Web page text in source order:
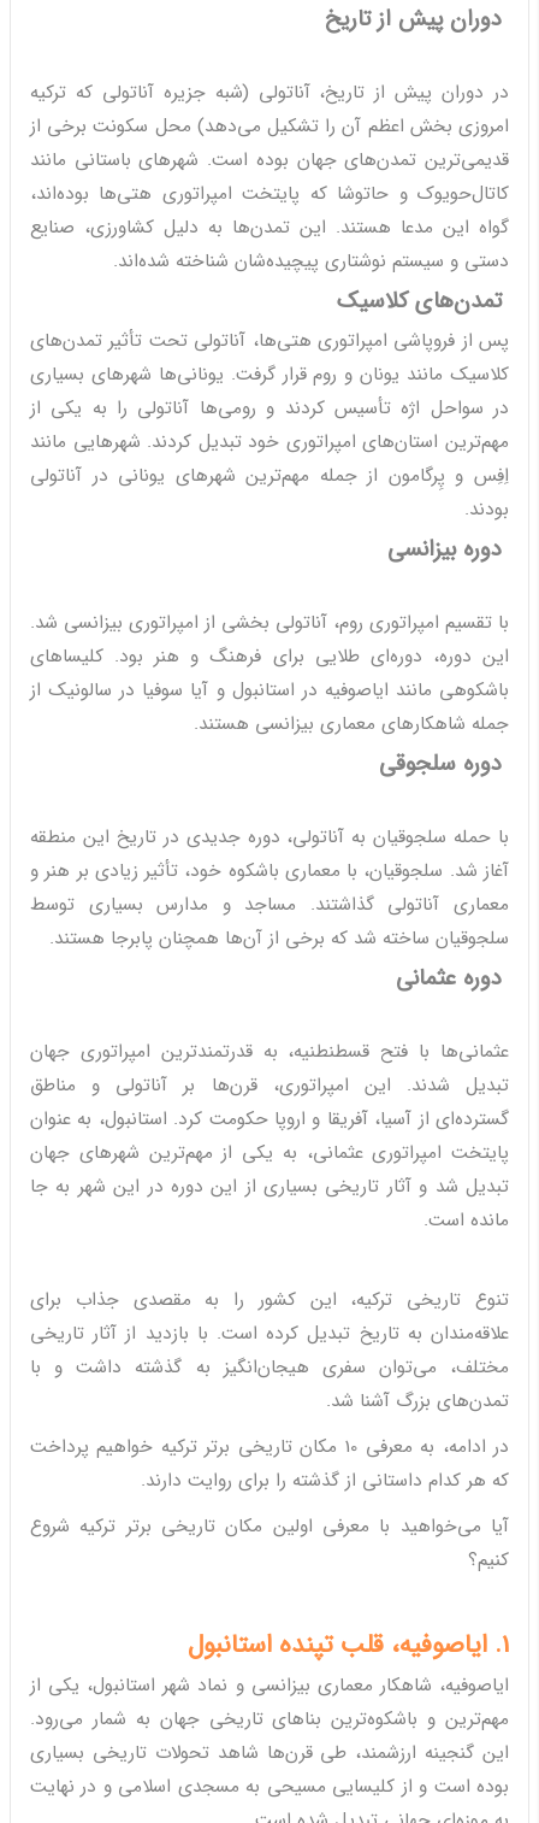
دوران پیش از تاریخ
در دوران پیش از تاریخ، آناتولی (شبه جزیره آناتولی که ترکیه
امروزی بخش اعظم آن را تشکیل می‌دهد) محل سکونت برخی از
قدیمی‌ترین تمدن‌های جهان بوده است. شهرهای باستانی مانند
کاتال‌حویوک و حاتوشا که پایتخت امپراتوری هتی‌ها بوده‌اند،
گواه این مدعا هستند. این تمدن‌ها به دلیل کشاورزی، صنایع
دستی و سیستم نوشتاری پیچیده‌شان شناخته شده‌اند.
تمدن‌های کلاسیک
پس از فروپاشی امپراتوری هتی‌ها، آناتولی تحت تأثیر تمدن‌های
کلاسیک مانند یونان و روم قرار گرفت. یونانی‌ها شهرهای بسیاری
در سواحل اژه تأسیس کردند و رومی‌ها آناتولی را به یکی از
مهم‌ترین استان‌های امپراتوری خود تبدیل کردند. شهرهایی مانند
اِفِس و پِرگامون از جمله مهم‌ترین شهرهای یونانی در آناتولی
بودند.
دوره بیزانسی
با تقسیم امپراتوری روم، آناتولی بخشی از امپراتوری بیزانسی شد.
این دوره، دوره‌ای طلایی برای فرهنگ و هنر بود. کلیساهای
باشکوهی مانند ایاصوفیه در استانبول و آیا سوفیا در سالونیک از
جمله شاهکارهای معماری بیزانسی هستند.
دوره سلجوقی
با حمله سلجوقیان به آناتولی، دوره جدیدی در تاریخ این منطقه
آغاز شد. سلجوقیان، با معماری باشکوه خود، تأثیر زیادی بر هنر و
معماری آناتولی گذاشتند. مساجد و مدارس بسیاری توسط
سلجوقیان ساخته شد که برخی از آن‌ها همچنان پابرجا هستند.
دوره عثمانی
عثمانی‌ها با فتح قسطنطنیه، به قدرتمندترین امپراتوری جهان
تبدیل شدند. این امپراتوری، قرن‌ها بر آناتولی و مناطق
گسترده‌ای از آسیا، آفریقا و اروپا حکومت کرد. استانبول، به عنوان
پایتخت امپراتوری عثمانی، به یکی از مهم‌ترین شهرهای جهان
تبدیل شد و آثار تاریخی بسیاری از این دوره در این شهر به جا
مانده است.
تنوع تاریخی ترکیه، این کشور را به مقصدی جذاب برای
علاقه‌مندان به تاریخ تبدیل کرده است. با بازدید از آثار تاریخی
مختلف، می‌توان سفری هیجان‌انگیز به گذشته داشت و با
تمدن‌های بزرگ آشنا شد.
در ادامه، به معرفی 10 مکان تاریخی برتر ترکیه خواهیم پرداخت
که هر کدام داستانی از گذشته را برای روایت دارند.
آیا می‌خواهید با معرفی اولین مکان تاریخی برتر ترکیه شروع
کنیم؟
1. ایاصوفیه، قلب تپنده استانبول
ایاصوفیه، شاهکار معماری بیزانسی و نماد شهر استانبول، یکی از
مهم‌ترین و باشکوه‌ترین بناهای تاریخی جهان به شمار می‌رود.
این گنجینه ارزشمند، طی قرن‌ها شاهد تحولات تاریخی بسیاری
بوده است و از کلیسایی مسیحی به مسجدی اسلامی و در نهایت